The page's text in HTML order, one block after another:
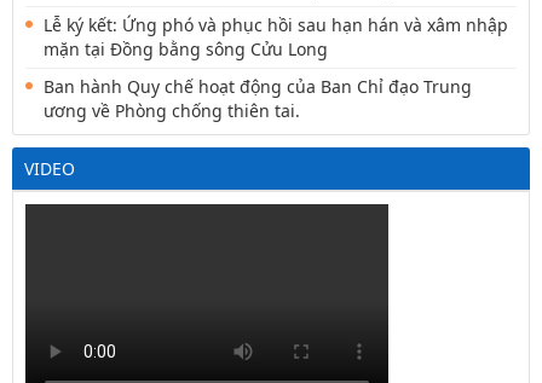
Lễ ký kết: Ứng phó và phục hồi sau hạn hán và xâm nhập
mặn tại Đồng bằng sông Cửu Long
Ban hành Quy chế hoạt động của Ban Chỉ đạo Trung
ương về Phòng chống thiên tai.
VIDEO